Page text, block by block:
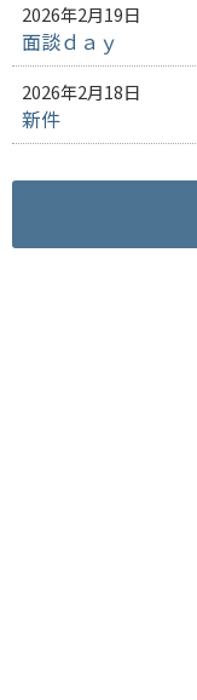
2026年2月19日
面談ｄａｙ
2026年2月18日
新件